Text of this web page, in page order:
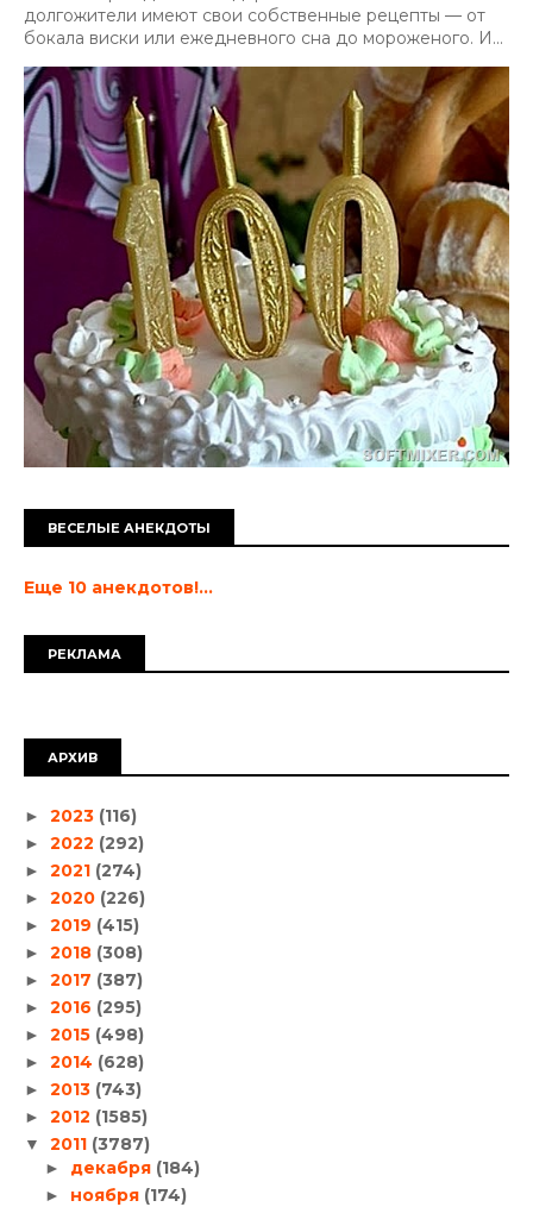
долгожители имеют свои собственные рецепты — от
бокала виски или ежедневного сна до мороженого. И...
ВЕСЕЛЫЕ АНЕКДОТЫ
Еще 10 анекдотов!...
РЕКЛАМА
АРХИВ
► 2023 (116)
► 2022 (292)
► 2021 (274)
► 2020 (226)
► 2019 (415)
► 2018 (308)
► 2017 (387)
► 2016 (295)
► 2015 (498)
► 2014 (628)
► 2013 (743)
► 2012 (1585)
▼ 2011 (3787)
► декабря (184)
► ноября (174)